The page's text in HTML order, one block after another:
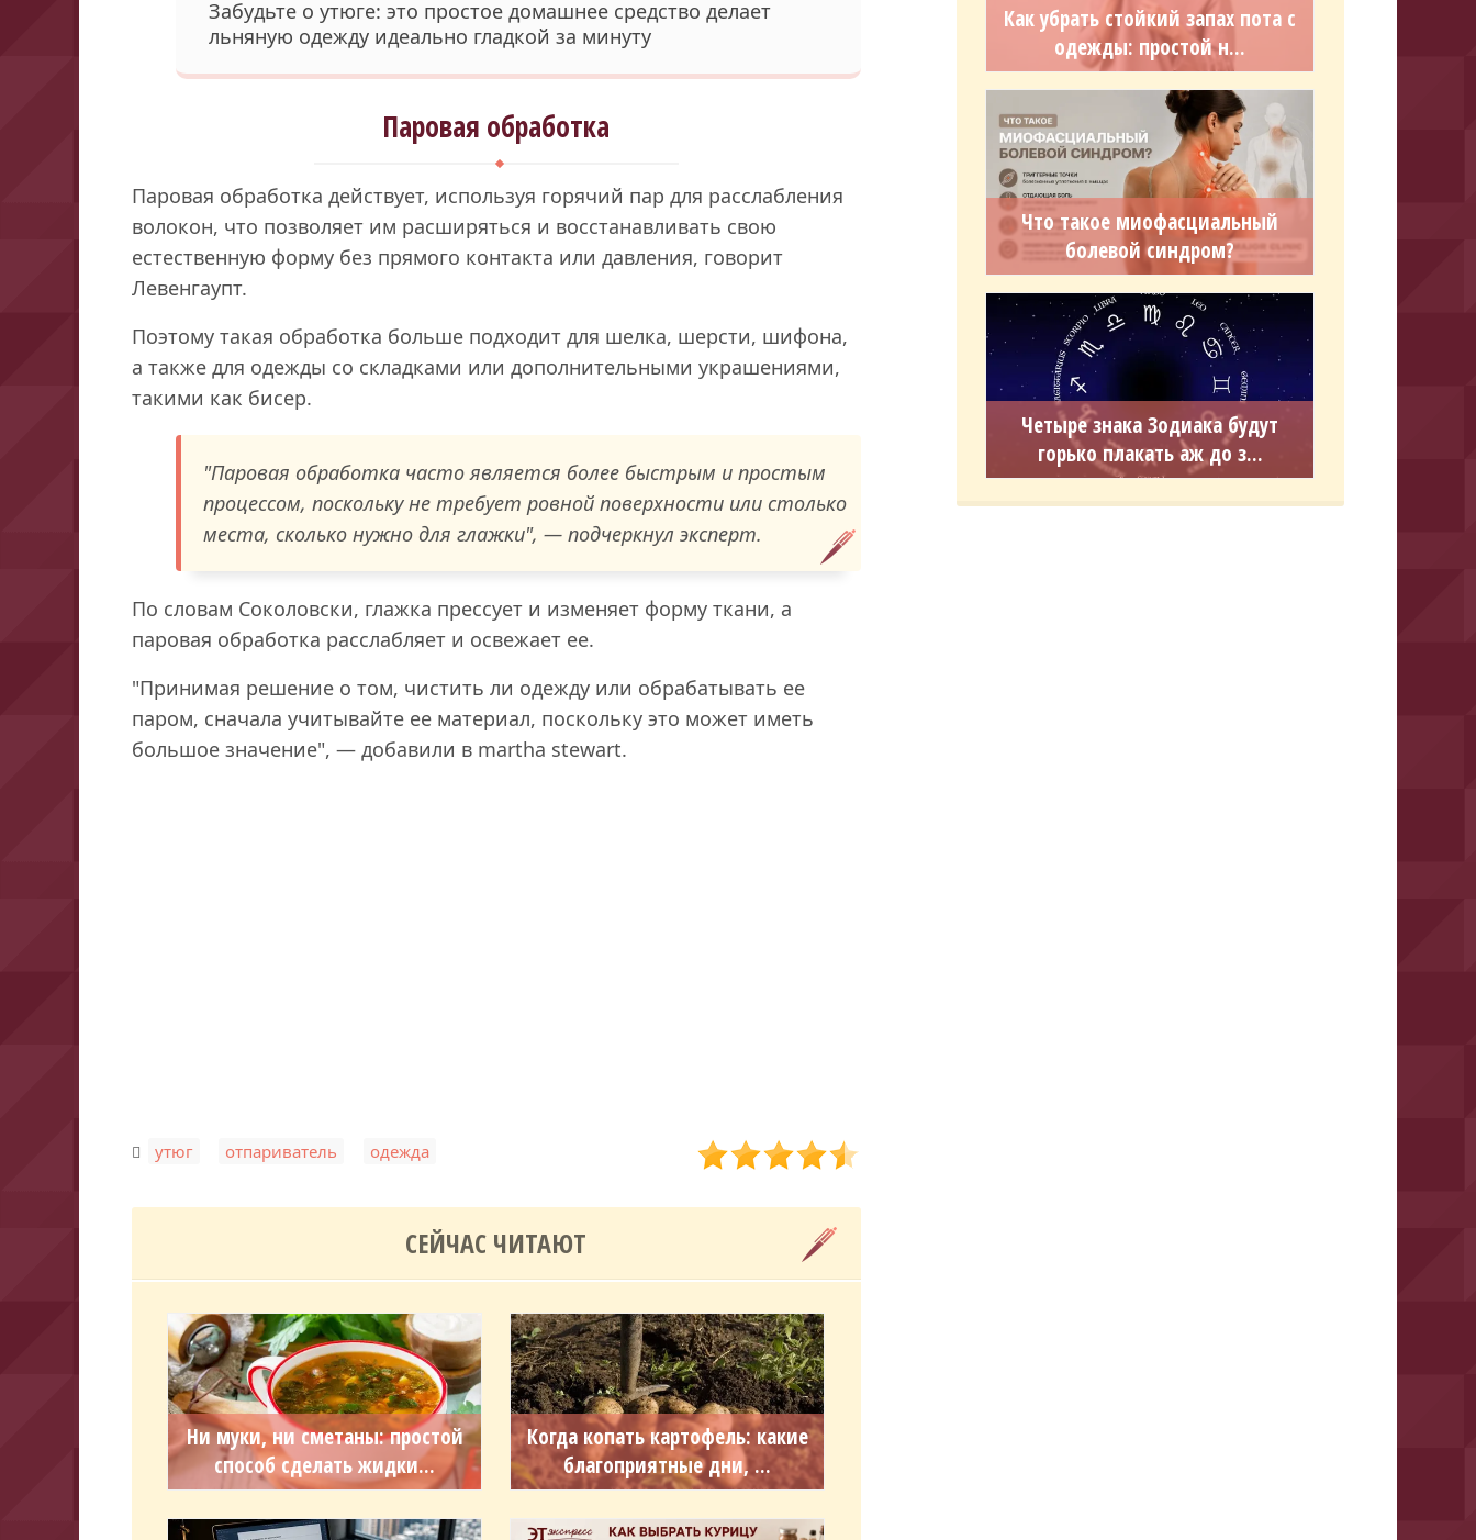
Забудьте о утюге: это простое домашнее средство делает
льняную одежду идеально гладкой за минуту
Паровая обработка
Паровая обработка действует, используя горячий пар для расслабления
волокон, что позволяет им расширяться и восстанавливать свою
естественную форму без прямого контакта или давления, говорит
Левенгаупт.
Поэтому такая обработка больше подходит для шелка, шерсти, шифона,
а также для одежды со складками или дополнительными украшениями,
такими как бисер.
"Паровая обработка часто является более быстрым и простым
процессом, поскольку не требует ровной поверхности или столько
места, сколько нужно для глажки", — подчеркнул эксперт.
По словам Соколовски, глажка прессует и изменяет форму ткани, а
паровая обработка расслабляет и освежает ее.
"Принимая решение о том, чистить ли одежду или обрабатывать ее
паром, сначала учитывайте ее материал, поскольку это может иметь
большое значение", — добавили в martha stewart.
утюг отпариватель одежда
СЕЙЧАС ЧИТАЮТ
Ни муки, ни сметаны: простой
способ сделать жидки...
Когда копать картофель: какие
благоприятные дни, ...
Как убрать стойкий запах пота с
одежды: простой н...
Что такое миофасциальный
болевой синдром?
Четыре знака Зодиака будут
горько плакать аж до з...